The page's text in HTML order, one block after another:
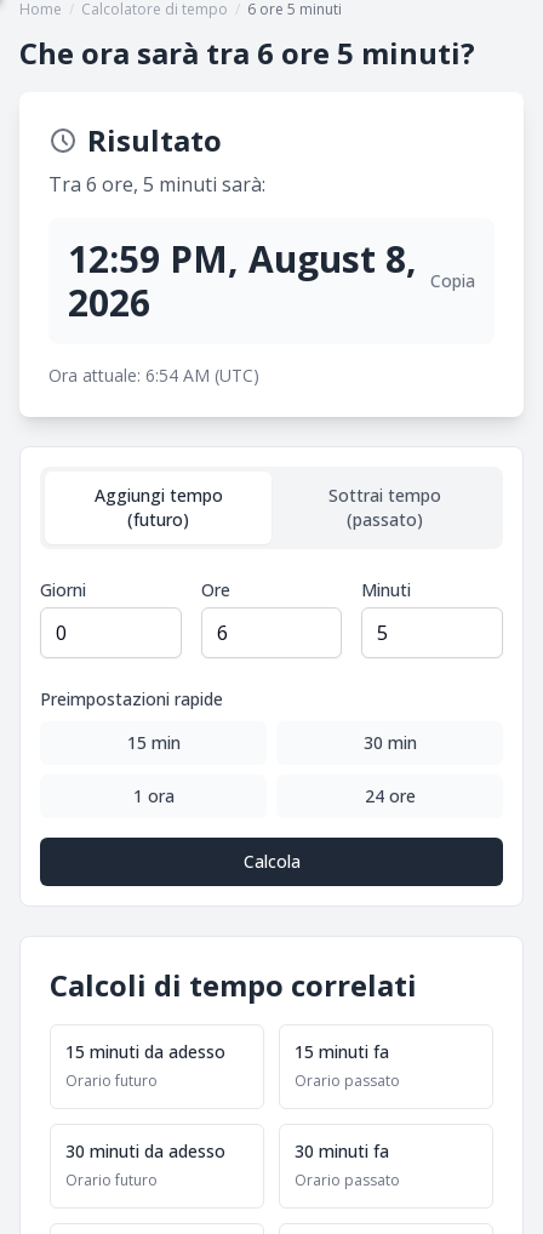
Home / Calcolatore di tempo / 6 ore 5 minuti
Che ora sarà tra 6 ore 5 minuti?
Risultato
Tra 6 ore, 5 minuti sarà:
12:59 PM, August 8,
2026
Copia
Ora attuale: 6:54 AM (UTC)
Aggiungi tempo
(futuro)
Sottrai tempo
(passato)
Giorni Ore Minuti
Preimpostazioni rapide
15 min
30 min
1 ora 24 ore
Calcola
Calcoli di tempo correlati
15 minuti da adesso
Orario futuro
15 minuti fa
Orario passato
30 minuti da adesso
Orario futuro
30 minuti fa
Orario passato